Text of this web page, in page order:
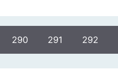
290 291 292